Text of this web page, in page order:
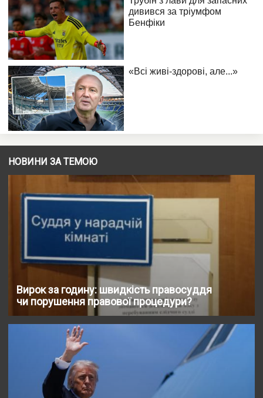
НОВИНИ ЗА ТЕМОЮ
Вирок за годину: швидкість правосуддя
чи порушення правової процедури?